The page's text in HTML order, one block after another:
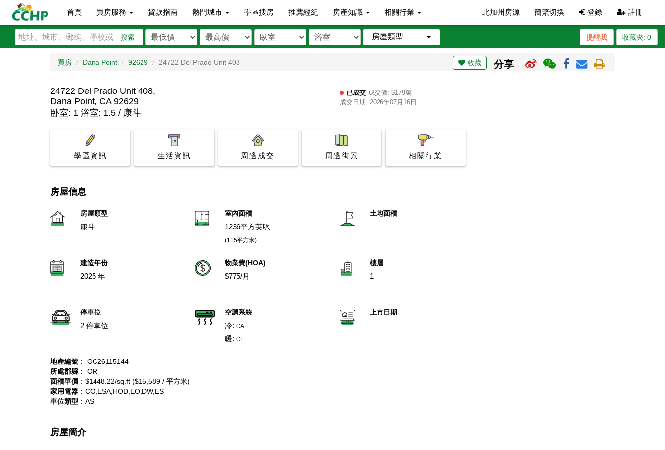
首頁 買房服務 貸款指南 熱門城市 學區搜房 推薦經紀 房產知識 相關行業 北加州房源 簡繁切換 登錄 註冊
搜索 房屋類型 收藏夾: 0
提醒我
買房 Dana Point 92629 24722 Del Prado Unit 408 收藏 分享
24722 Del Prado Unit 408,
Dana Point, CA 92629
已成交 成交價: $179萬
成交日期: 2026年07月16日
卧室: 1 浴室: 1.5 / 康斗
學區資訊 生活資訊 周邊成交 周邊街景 相關行業
房屋信息
房屋類型
康斗
室內面積
1236平方英呎
(115平方米)
土地面積
建造年份
2025 年
物業費(HOA)
$775/月
樓層
1
停車位
2 停車位
空調系統
冷:CA
暖:CF
上市日期
地產編號 ： OC26115144
所處郡縣 ： OR
面積單價 ：$1448.22/sq.ft ($15,589 / 平方米)
家用電器 ：CO,ESA,HOD,EO,DW,ES
車位類型 ：AS
房屋簡介